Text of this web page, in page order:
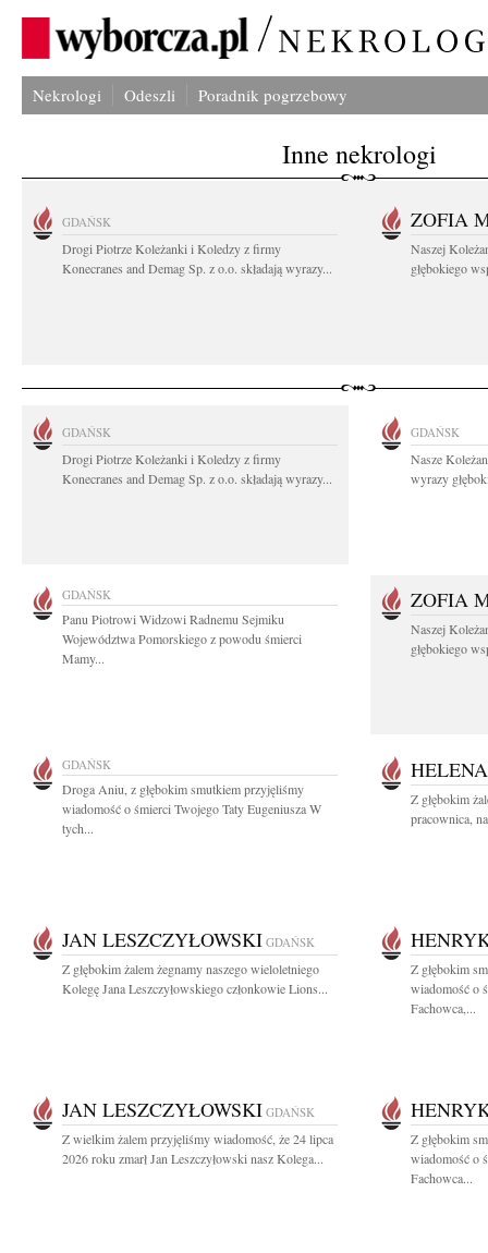
Nekrologi Odeszli Poradnik pogrzebowy
Inne nekrologi
GDAŃSK
Drogi Piotrze Koleżanki i Koledzy z firmy
Konecranes and Demag Sp. z o.o. składają wyrazy...
ZOFIA
Naszej
głębokiego
GDAŃSK
Drogi Piotrze Koleżanki i Koledzy z firmy
Konecranes and Demag Sp. z o.o. składają wyrazy...
GDAŃSK
Nasze
wyrazy
GDAŃSK
Panu Piotrowi Widzowi Radnemu Sejmiku
Województwa Pomorskiego z powodu śmierci
Mamy...
ZOFIA
Naszej
głębokiego
GDAŃSK
Droga Aniu, z głębokim smutkiem przyjęliśmy
wiadomość o śmierci Twojego Taty Eugeniusza W
tych...
Z głębokim
pracownica,
JAN LESZCZYŁOWSKI GDAŃSK
Z głębokim żalem żegnamy naszego wieloletniego
Kolegę Jana Leszczyłowskiego członkowie Lions...
Z głębokim
wiadomość o
Fachowca,...
JAN LESZCZYŁOWSKI GDAŃSK
Z wielkim żalem przyjęliśmy wiadomość, że 24 lipca
2026 roku zmarł Jan Leszczyłowski nasz Kolega...
Z głębokim
wiadomość o
Fachowca...